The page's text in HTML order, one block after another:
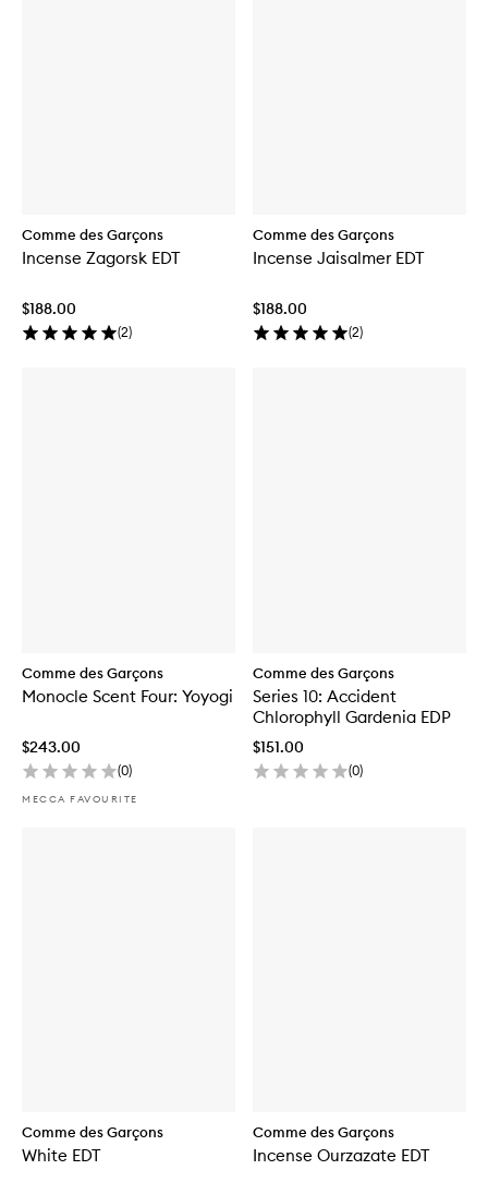
Comme des Garçons
Incense Zagorsk EDT
$188.00
(2)
Comme des Garçons
Incense Jaisalmer EDT
$188.00
(2)
Comme des Garçons
Monocle Scent Four: Yoyogi
$243.00
(0)
MECCA FAVOURITE
Comme des Garçons
Series 10: Accident
Chlorophyll Gardenia EDP
$151.00
(0)
Comme des Garçons
White EDT
Comme des Garçons
Incense Ourzazate EDT